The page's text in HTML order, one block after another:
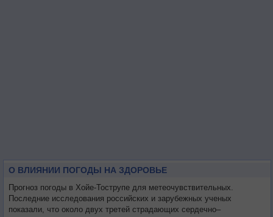
О ВЛИЯНИИ ПОГОДЫ НА ЗДОРОВЬЕ
Прогноз погоды в Хойе-Тострупе для метеочувствительных.
Последние исследования российских и зарубежных ученых
показали, что около двух третей страдающих сердечно–